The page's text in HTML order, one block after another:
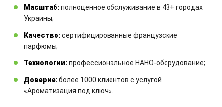
креатива и моды
Тип аромата
Масштаб:полноценное обслуживание в 43+ городах
Украины;
Качество:сертифицированные французские
парфюмы;
Технологии:профессиональное НАНО-оборудование;
Доверие:более 1000 клиентов с услугой
«Ароматизация под ключ».